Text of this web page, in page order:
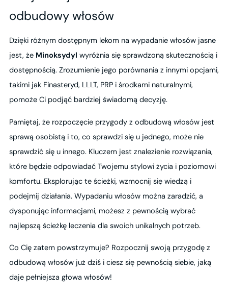
odbudowy włosów
Dzięki różnym dostępnym lekom na wypadanie włosów jasne
jest, że Minoksydyl wyróżnia się sprawdzoną skutecznością i
dostępnością. Zrozumienie jego porównania z innymi opcjami,
takimi jak Finasteryd, LLLT, PRP i środkami naturalnymi,
pomoże Ci podjąć bardziej świadomą decyzję.
Pamiętaj, że rozpoczęcie przygody z odbudową włosów jest
sprawą osobistą i to, co sprawdzi się u jednego, może nie
sprawdzić się u innego. Kluczem jest znalezienie rozwiązania,
które będzie odpowiadać Twojemu stylowi życia i poziomowi
komfortu. Eksplorując te ścieżki, wzmocnij się wiedzą i
podejmij działania. Wypadaniu włosów można zaradzić, a
dysponując informacjami, możesz z pewnością wybrać
najlepszą ścieżkę leczenia dla swoich unikalnych potrzeb.
Co Cię zatem powstrzymuje? Rozpocznij swoją przygodę z
odbudową włosów już dziś i ciesz się pewnością siebie, jaką
daje pełniejsza głowa włosów!